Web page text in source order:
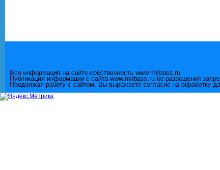
Вся информация на сайте-собственность www.mirbass.ru
Публикация информации с сайта www.mirbass.ru бе разрешения
Продолжая работу с сайтом, Вы выражаете согласие на обработку